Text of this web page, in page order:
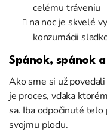
celému tráveniu
na noc je skvelé
konzumácii
Spánok, spánok
Ako sme si už
je proces, vďaka
sa. Iba odpočinuté
svojmu plodu.